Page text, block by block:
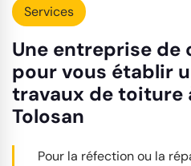
Services
Une entreprise
pour vous établir
travaux de toiture
Tolosan
Pour la réfection ou la